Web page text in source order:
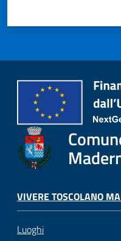
VIVERE TOSCOLANO
Luoghi